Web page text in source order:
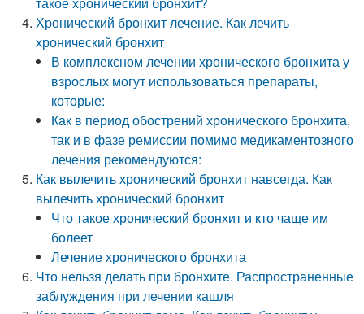
Хронический бронхит лечение. Как лечить
хронический бронхит
В комплексном лечении хронического бронхита у
взрослых могут использоваться препараты,
которые:
Как в период обострений хронического бронхита,
так и в фазе ремиссии помимо медикаментозного
лечения рекомендуются:
Как вылечить хронический бронхит навсегда. Как
вылечить хронический бронхит
Что такое хронический бронхит и кто чаще им
болеет
Лечение хронического бронхита
Что нельзя делать при бронхите. Распространенные
заблуждения при лечении кашля